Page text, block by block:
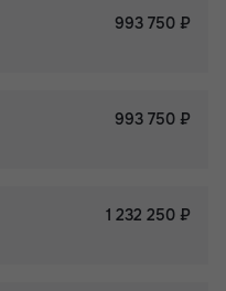
993 750 ₽
993 750 ₽
1 232 250 ₽